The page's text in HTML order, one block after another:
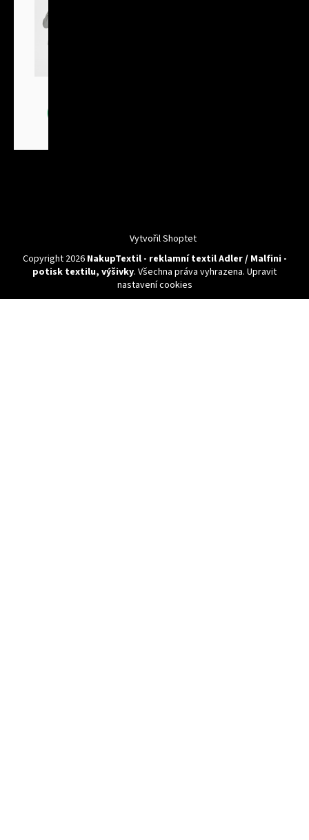
Vytvořil Shoptet
Copyright 2026 NakupTextil - reklamní textil Adler / Malfini -
potisk textilu, výšivky. Všechna práva vyhrazena. Upravit
nastavení cookies